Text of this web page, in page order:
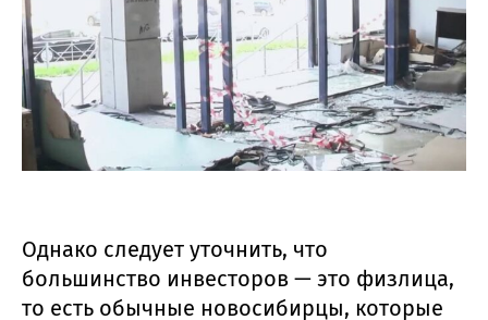
Однако следует уточнить, что
большинство инвесторов — это физлица,
то есть обычные новосибирцы, которые